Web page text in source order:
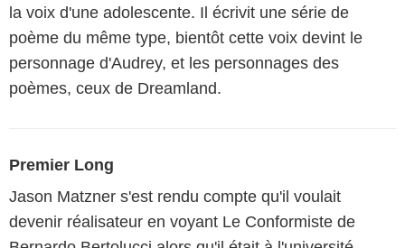
la voix d'une adolescente. Il écrivit une série de
poème du même type, bientôt cette voix devint le
personnage d'Audrey, et les personnages des
poèmes, ceux de Dreamland.
Premier Long
Jason Matzner s'est rendu compte qu'il voulait
devenir réalisateur en voyant Le Conformiste de